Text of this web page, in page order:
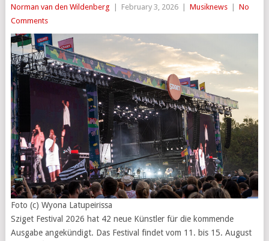
Norman van den Wildenberg February 3, 2026 Musiknews
No
Comments
Foto (c) Wyona Latupeirissa
Sziget Festival 2026 hat 42 neue Künstler für die kommende
Ausgabe angekündigt. Das Festival findet vom 11. bis 15. August